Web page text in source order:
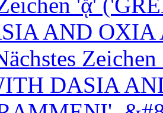
AND OXIA
DASIA